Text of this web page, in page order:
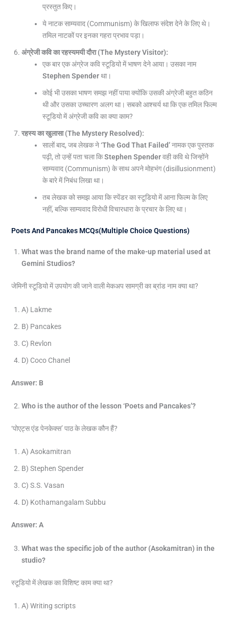
प्रस्तुत किए।
ये नाटक साम्यवाद (Communism) के खिलाफ संदेश देने के लिए थे।
तमिल नाटकों पर इनका गहरा प्रभाव पड़ा।
अंग्रेजी कवि का रहस्यमयी दौरा (The Mystery Visitor):
एक बार एक अंग्रेज कवि स्टूडियो में भाषण देने आया। उसका नाम
Stephen Spenderथा।
कोई भी उसका भाषण समझ नहीं पाया क्योंकि उसकी अंग्रेजी बहुत कठिन
थी और उसका उच्चारण अलग था। सबको आश्चर्य था कि एक तमिल फिल्म
स्टूडियो में अंग्रेजी कवि का क्या काम?
रहस्य का खुलासा (The Mystery Resolved):
सालों बाद, जब लेखक ने‘The God That Failed’नामक एक पुस्तक
पढ़ी, तो उन्हें पता चला किStephen Spenderवही कवि थे जिन्होंने
साम्यवाद (Communism) के साथ अपने मोहभंग (disillusionment)
के बारे में निबंध लिखा था।
तब लेखक को समझ आया कि स्पेंडर का स्टूडियो में आना फिल्म के लिए
नहीं, बल्कि साम्यवाद विरोधी विचारधारा के प्रचार के लिए था।
Poets And Pancakes MCQs(Multiple Choice Questions)
What was the brand name of the make-up material used at
Gemini Studios?
जेमिनी स्टूडियो में उपयोग की जाने वाली मेकअप सामग्री का ब्रांड नाम क्या था?
A) Lakme
B) Pancakes
C) Revlon
D) Coco Chanel
Answer: B
Who is the author of the lesson ‘Poets and Pancakes’?
‘पोएट्स एंड पेनकेक्स’ पाठ के लेखक कौन हैं?
A) Asokamitran
B) Stephen Spender
C) S.S. Vasan
D) Kothamangalam Subbu
Answer: A
What was the specific job of the author (Asokamitran) in the
studio?
स्टूडियो में लेखक का विशिष्ट काम क्या था?
A) Writing scripts